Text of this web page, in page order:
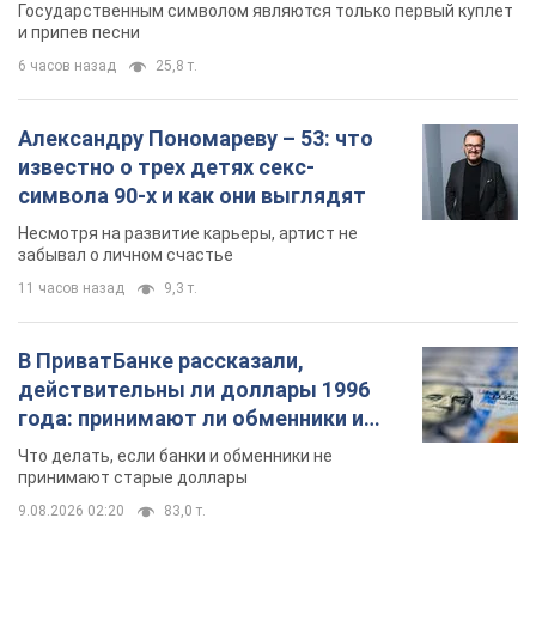
действительны ли доллары 1996
года: принимают ли обменники и
банки такие купюры
Что делать, если банки и обменники не
принимают старые доллары
9.08.2026 02:20 83,0 т.